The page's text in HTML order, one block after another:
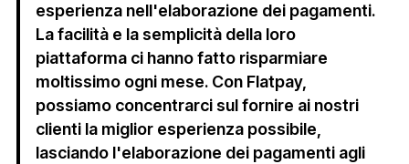
esperienza nell'elaborazione dei pagamenti.
La facilità e la semplicità della loro
piattaforma ci hanno fatto risparmiare
moltissimo ogni mese. Con Flatpay,
possiamo concentrarci sul fornire ai nostri
clienti la miglior esperienza possibile,
lasciando l'elaborazione dei pagamenti agli